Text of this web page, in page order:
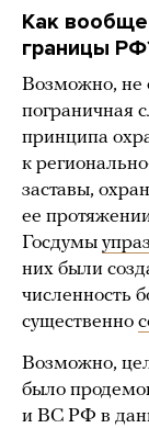
Как вообще
границы
Возможно, не
пограничная
принципа
к
заставы,
ее
Госдумы
них были
численность
существенно
Возможно,
было
и ВС РФ в